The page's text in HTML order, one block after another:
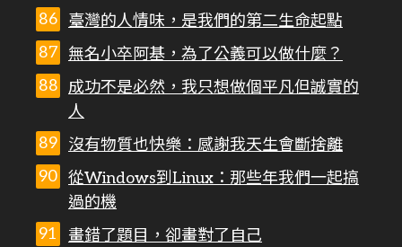
臺灣的人情味，是我們的第二生命起點
無名小卒阿基，為了公義可以做什麼？
成功不是必然，我只想做個平凡但誠實的
人
沒有物質也快樂：感謝我天生會斷捨離
從Windows到Linux：那些年我們一起搞
過的機
畫錯了題目，卻畫對了自己